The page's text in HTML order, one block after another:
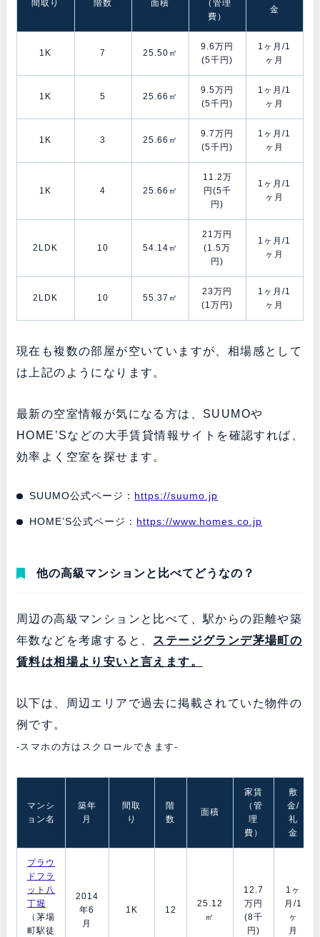
間取り 階数 面積
（管理
費）
金
1K 7 25.50㎡
9.6万円
(5千円)
1ヶ月/1
ヶ月
1K 5 25.66㎡
9.5万円
(5千円)
1ヶ月/1
ヶ月
1K 3 25.66㎡
9.7万円
(5千円)
1ヶ月/1
ヶ月
1K 4 25.66㎡
11.2万
円(5千
円)
1ヶ月/1
ヶ月
2LDK 10 54.14㎡
21万円
(1.5万
円)
1ヶ月/1
ヶ月
2LDK 10 55.37㎡
23万円
(1万円)
1ヶ月/1
ヶ月
現在も複数の部屋が空いていますが、相場感として
は上記のようになります。
最新の空室情報が気になる方は、SUUMOや
HOME’Sなどの大手賃貸情報サイトを確認すれば、
効率よく空室を探せます。
SUUMO公式ページ： https://suumo.jp
HOME’S公式ページ： https://www.homes.co.jp
他の高級マンションと比べてどうなの？
周辺の高級マンションと比べて、駅からの距離や築
年数などを考慮すると、 ステージグランデ茅場町の
賃料は相場より安いと言えます。
以下は、周辺エリアで過去に掲載されていた物件の
例です。
-スマホの方はスクロールできます-
マンシ
ョン名
築年
月
間取
り
階
数
面積
家賃
（管
理
費）
敷
金/
礼
金
プラウ
ドフラ
ット八
丁堀
（茅場
町駅徒
2014
年6
月
1K 12
25.12
㎡
12.7
万円
(8千
円)
1ヶ
月/1
ヶ
月